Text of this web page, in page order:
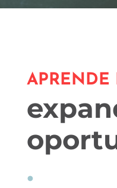
APRENDE
.